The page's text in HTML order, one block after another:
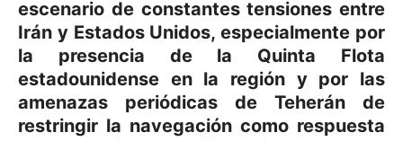
escenario de constantes tensiones entre
Irán y Estados Unidos, especialmente por
la presencia de la Quinta Flota
estadounidense en la región y por las
amenazas periódicas de Teherán de
restringir la navegación como respuesta